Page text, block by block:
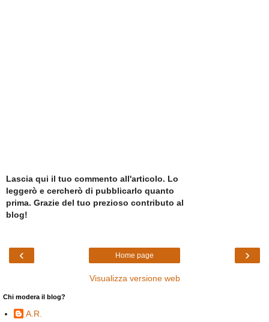
Lascia qui il tuo commento all'articolo. Lo
leggerò e cercherò di pubblicarlo quanto
prima. Grazie del tuo prezioso contributo al
blog!
‹ ›
Home page
Visualizza versione web
Chi modera il blog?
A.R.